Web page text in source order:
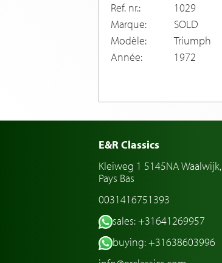
Ref. nr.:
1029
Marque:
SOLD
Modèle:
Triumph
Année:
1972
E&R Classics
Kleiweg 1 5145NA Waalwijk,
Pays Bas
0031416751393
sales: +31641269957
buying: +31638603996